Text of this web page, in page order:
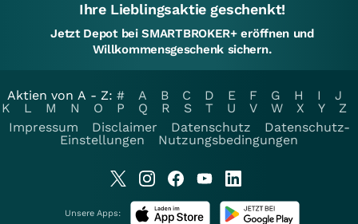
Ihre Lieblingsaktie geschenkt!
Jetzt Depot bei SMARTBROKER+ eröffnen und
Willkommensgeschenk sichern.
Aktien von A - Z: # A B C D E F G H I
J
K
L M N O P Q R S T U V W X Y
Z
Impressum
Disclaimer Datenschutz
Datenschutz-
Einstellungen
Nutzungsbedingungen
Unsere Apps: